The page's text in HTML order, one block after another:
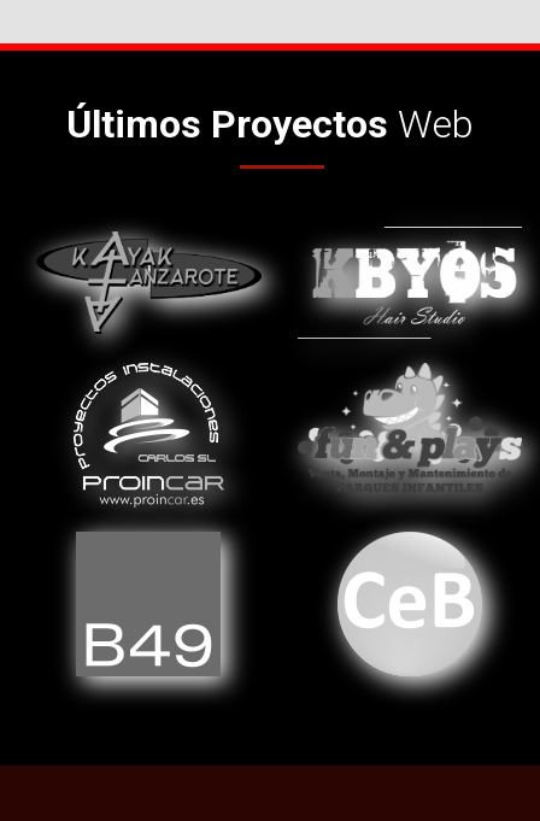
Últimos Proyectos Web